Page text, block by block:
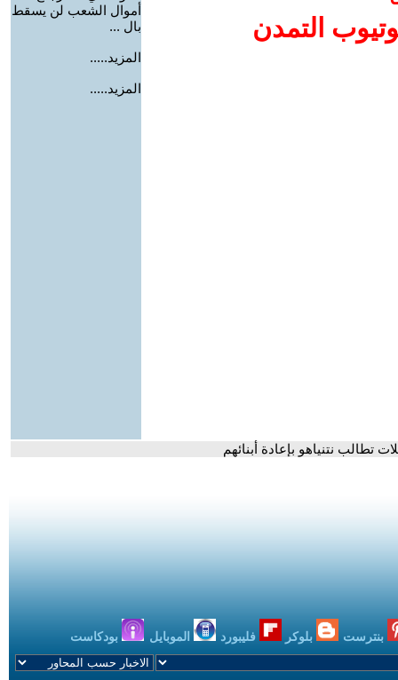
التمدن
أموال الشعب لن يسقط
بال ...
المزيد.....
المزيد.....
تطالب نتنياهو بإعادة أبنائهم
بنترست بلوكر فليبورد الموبايل بودكاست